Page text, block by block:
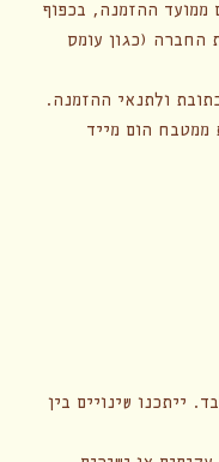
בין 1–4 ימי עסקים ממועד ההזמנה, בכפוף
החברה (כגון עומס
ולתנאי ההזמנה.
ממטבח הום מייד
ייתכנו שינויים בין